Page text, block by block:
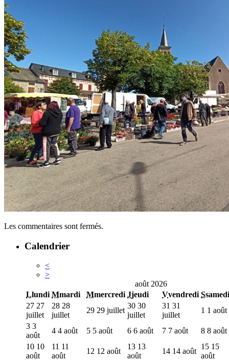
Les commentaires sont fermés.
Calendrier
<
>
août 2026
Llundi Mmardi Mmercredi Jjeudi Vvendredi Ssamedi
27 27
juillet
28 28
juillet
29 29 juillet
30 30
juillet
31 31
juillet
1 1 août
3 3
août
4 4 août 5 5 août 6 6 août 7 7 août 8 8 août
10 10
août
11 11
août
12 12 août
13 13
août
14 14 août
15 15
août